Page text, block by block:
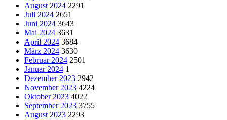
August 2024 2291
Juli 2024 2651
Juni 2024 3643
Mai 2024 3631
April 2024 3684
März 2024 3630
Februar 2024 2501
Januar 2024 1
Dezember 2023 2942
November 2023 4224
Oktober 2023 4022
September 2023 3755
August 2023 2293